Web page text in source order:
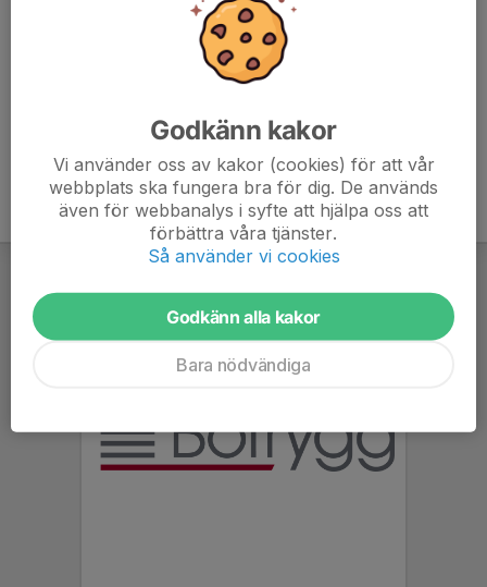
Godkänn kakor
Vi använder oss av kakor (cookies) för att vår
webbplats ska fungera bra för dig. De används
även för webbanalys i syfte att hjälpa oss att
förbättra våra tjänster.
Så använder vi cookies
Godkänn alla kakor
Bara nödvändiga